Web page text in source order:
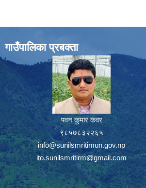
गाउँपालिका प्रबक्ता
पवन कुमार कवर
९८५७८३२२६५
info@sunilsmritimun.gov.np
ito.sunilsmritirm@gmail.com